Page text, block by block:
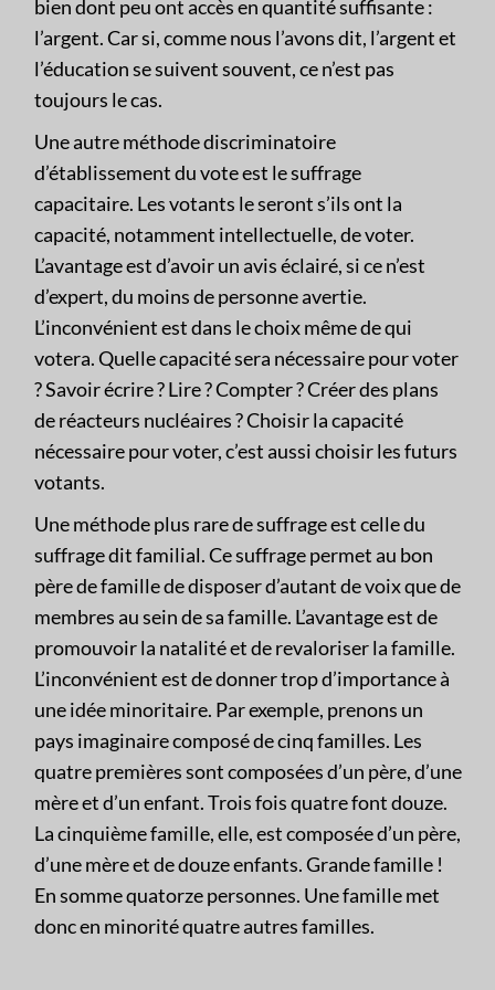
bien dont peu ont accès en quantité suffisante :
l’argent. Car si, comme nous l’avons dit, l’argent et
l’éducation se suivent souvent, ce n’est pas
toujours le cas.
Une autre méthode discriminatoire
d’établissement du vote est le suffrage
capacitaire. Les votants le seront s’ils ont la
capacité, notamment intellectuelle, de voter.
L’avantage est d’avoir un avis éclairé, si ce n’est
d’expert, du moins de personne avertie.
L’inconvénient est dans le choix même de qui
votera. Quelle capacité sera nécessaire pour voter
? Savoir écrire ? Lire ? Compter ? Créer des plans
de réacteurs nucléaires ? Choisir la capacité
nécessaire pour voter, c’est aussi choisir les futurs
votants.
Une méthode plus rare de suffrage est celle du
suffrage dit familial. Ce suffrage permet au bon
père de famille de disposer d’autant de voix que de
membres au sein de sa famille. L’avantage est de
promouvoir la natalité et de revaloriser la famille.
L’inconvénient est de donner trop d’importance à
une idée minoritaire. Par exemple, prenons un
pays imaginaire composé de cinq familles. Les
quatre premières sont composées d’un père, d’une
mère et d’un enfant. Trois fois quatre font douze.
La cinquième famille, elle, est composée d’un père,
d’une mère et de douze enfants. Grande famille !
En somme quatorze personnes. Une famille met
donc en minorité quatre autres familles.